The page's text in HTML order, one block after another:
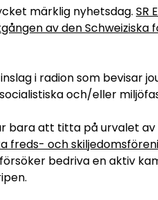
märklig nyhetsdag. SR
av den Schweiziska
i radion som bevisar
och/eller
bara att titta på urvalet
freds- och
bedriva en aktiv